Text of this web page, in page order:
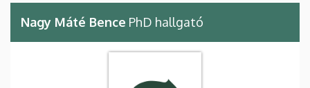
Nagy Máté Bence PhD hallgató